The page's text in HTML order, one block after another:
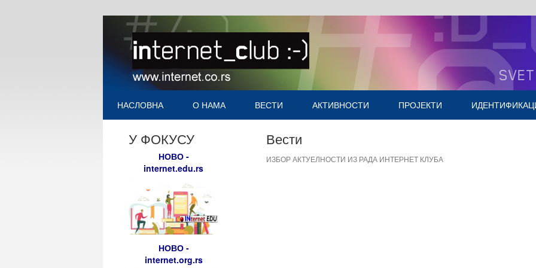
Насловна
НАСЛОВНА О НАМА ВЕСТИ АКТИВНОСТИ ПРОЈЕКТИ
У ФОКУСУ
НОВО -
internet.edu.rs
НОВО -
internet.org.rs
Вести
ИЗБОР АКТУЕЛНОСТИ ИЗ РАДА ИНТЕРНЕТ КЛУБА